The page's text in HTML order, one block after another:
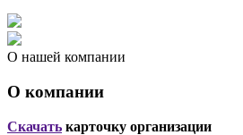
О нашей компании
О компании
Скачать карточку организации